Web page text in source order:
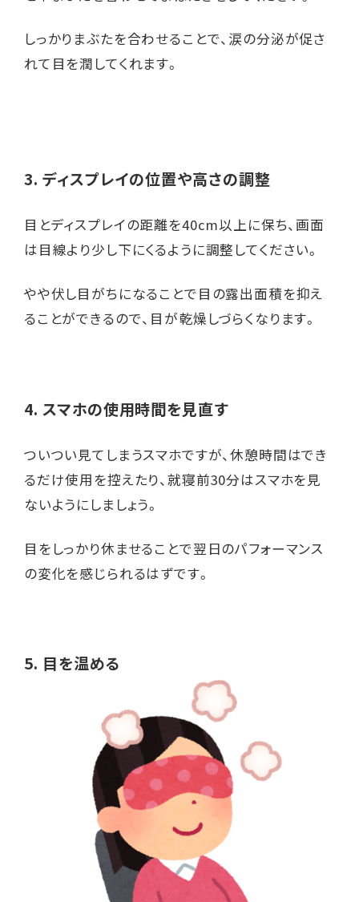
しっかりまぶたを合わせることで、涙の分泌が促さ
れて目を潤してくれます。
3. ディスプレイの位置や高さの調整
目とディスプレイの距離を40cm以上に保ち、画面
は目線より少し下にくるように調整してください。
やや伏し目がちになることで目の露出面積を抑え
ることができるので、目が乾燥しづらくなります。
4. スマホの使用時間を見直す
ついつい見てしまうスマホですが、休憩時間はでき
るだけ使用を控えたり、就寝前30分はスマホを見
ないようにしましょう。
目をしっかり休ませることで翌日のパフォーマンス
の変化を感じられるはずです。
5. 目を温める